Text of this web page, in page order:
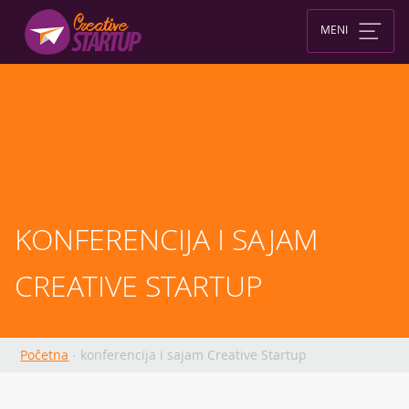
content
MENI
KONFERENCIJA I SAJAM
CREATIVE STARTUP
Početna · konferencija i sajam Creative Startup